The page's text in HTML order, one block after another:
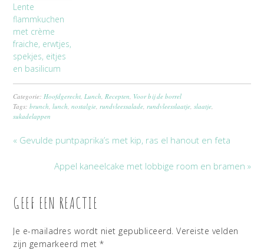
Lente
flammkuchen
met crème
fraiche, erwtjes,
spekjes, eitjes
en basilicum
Categorie: Hoofdgerecht Lunch Recepten Voor bij de borrel
Tags:brunch ,lunch ,nostalgie rundvleessalade rundvleesslaatje ,slaatje
sukadelappen
« Gevulde puntpaprika’s met kip, ras el hanout en feta
Appel kaneelcake met lobbige room en bramen »
GEEF EEN REACTIE
Je e-mailadres wordt niet gepubliceerd. Vereiste velden
zijn gemarkeerd met*